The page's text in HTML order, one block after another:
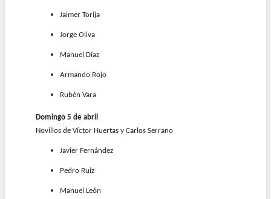
Jaimer Torija
Jorge Oliva
Manuel Díaz
Armando Rojo
Rubén Vara
Domingo 5 de abril
Novillos de Víctor Huertas y Carlos Serrano
Javier Fernández
Pedro Ruiz
Manuel León